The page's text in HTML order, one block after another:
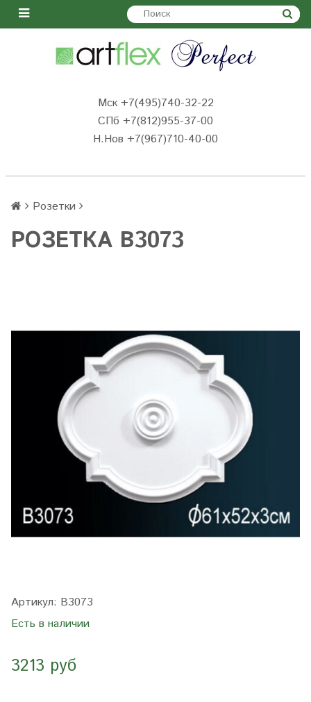
Мск +7(495)740-32-22
СПб +7(812)955-37-00
Н.Нов +7(967)710-40-00
Розетки
РОЗЕТКА B3073
Артикул: B3073
Есть в наличии
3213 руб